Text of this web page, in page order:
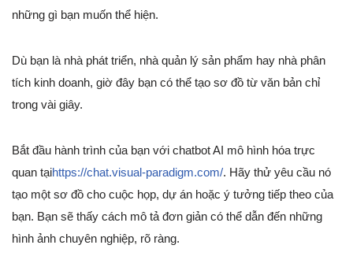
những gì bạn muốn thể hiện.
Dù bạn là nhà phát triển, nhà quản lý sản phẩm hay nhà phân
tích kinh doanh, giờ đây bạn có thể tạo sơ đồ từ văn bản chỉ
trong vài giây.
Bắt đầu hành trình của bạn với chatbot AI mô hình hóa trực
quan tạihttps://chat.visual-paradigm.com/. Hãy thử yêu cầu nó
tạo một sơ đồ cho cuộc họp, dự án hoặc ý tưởng tiếp theo của
bạn. Bạn sẽ thấy cách mô tả đơn giản có thể dẫn đến những
hình ảnh chuyên nghiệp, rõ ràng.